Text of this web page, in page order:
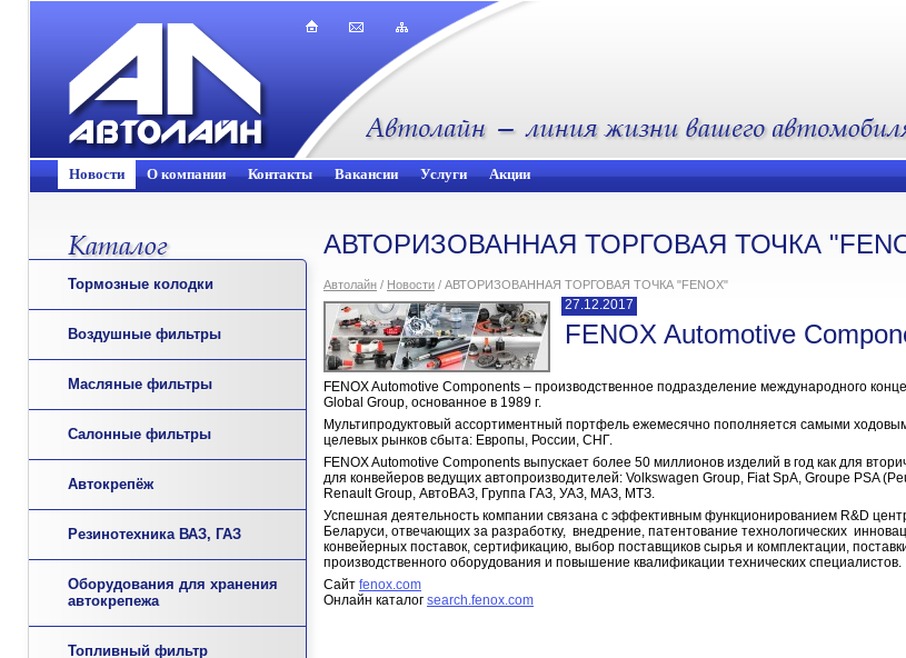
Новости О компании Контакты Вакансии Услуги Акции
Тормозные колодки
Воздушные фильтры
Масляные фильтры
Салонные фильтры
Автокрепёж
Резинотехника ВАЗ, ГАЗ
Оборудования для хранения
автокрепежа
Топливный фильтр
АВТОРИЗОВАННАЯ ТОРГОВАЯ ТОЧКА
Автолайн / Новости / АВТОРИЗОВАННАЯ ТОРГОВАЯ ТОЧКА "FENOX"
27.12.2017
FENOX Automotive
FENOX Automotive Components – производственное подразделение международного
Global Group, основанное в 1989 г.
Мультипродуктовый ассортиментный портфель ежемесячно пополняется самыми
целевых рынков сбыта: Европы, России, СНГ.
FENOX Automotive Components выпускает более 50 миллионов изделий в год как для
для конвейеров ведущих автопроизводителей: Volkswagen Group, Fiat SpA, Groupe PSA
Renault Group, АвтоВАЗ, Группа ГАЗ, УАЗ, МАЗ, МТЗ.
Успешная деятельность компании связана с эффективным функционированием R&D
Беларуси, отвечающих за разработку, внедрение, патентование технологических
конвейерных поставок, сертификацию, выбор поставщиков сырья и комплектации,
производственного оборудования и повышение квалификации технических специалистов.
Сайт fenox.com
Онлайн каталог search.fenox.com